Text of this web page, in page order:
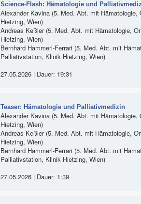
Science-Flash: Hämatologie und
Alexander Kavina (5. Med. Abt. mit
Hietzing, Wien)
Andreas Keßler (5. Med. Abt. mit Hämatologie,
Hietzing, Wien)
Bernhard Hammerl-Ferrari (5. Med. Abt. mit
Palliativstation, Klinik Hietzing, Wien)
27.05.2026 | Dauer: 19:31
Teaser: Hämatologie und Palliativmedizin
Alexander Kavina (5. Med. Abt. mit
Hietzing, Wien)
Andreas Keßler (5. Med. Abt. mit Hämatologie,
Hietzing, Wien)
Bernhard Hammerl-Ferrari (5. Med. Abt. mit
Palliativstation, Klinik Hietzing, Wien)
27.05.2026 | Dauer: 1:39